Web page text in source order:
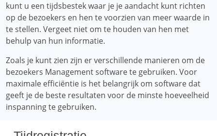
kunt u een tijdsbestek waar je je aandacht kunt richten
op de bezoekers en hen te voorzien van meer waarde in
te stellen. Vergeet niet om te houden van hen met
behulp van hun informatie.
Zoals je kunt zien zijn er verschillende manieren om de
bezoekers Management software te gebruiken. Voor
maximale efficiëntie is het belangrijk om software dat
geeft je de beste resultaten voor de minste hoeveelheid
inspanning te gebruiken.